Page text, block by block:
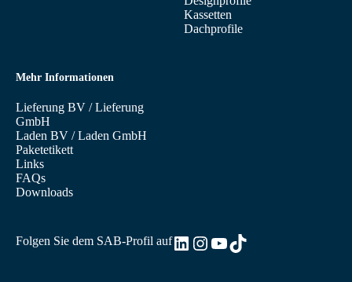
Kassetten
Dachprofile
Mehr Informationen
Lieferung BV /Lieferung
GmbH
Laden BV /Laden GmbH
Paketetikett
Links
FAQs
Downloads
Folgen Sie dem SAB-Profil aufLinkedIn
Instagram
YouTube
TikTok